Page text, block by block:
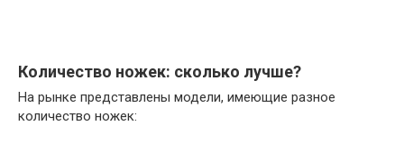
Количество ножек: сколько лучше?
На рынке представлены модели, имеющие разное
количество ножек: